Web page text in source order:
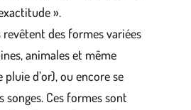
».
des formes variées
animales et même
d’or), ou encore se
songes. Ces formes sont